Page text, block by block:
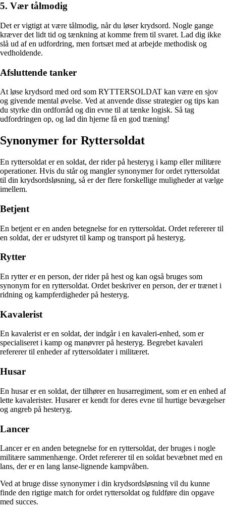
5. Vær tålmodig
Det er vigtigt at være tålmodig, når du løser krydsord. Nogle gange
kræver det lidt tid og tænkning at komme frem til svaret. Lad dig ikke
slå ud af en udfordring, men fortsæt med at arbejde methodisk og
vedholdende.
Afsluttende tanker
At løse krydsord med ord som RYTTERSOLDAT kan være en sjov
og givende mental øvelse. Ved at anvende disse strategier og tips kan
du styrke din ordforråd og din evne til at tænke logisk. Så tag
udfordringen op, og lad din hjerne få en god træning!
Synonymer for Ryttersoldat
En ryttersoldat er en soldat, der rider på hesteryg i kamp eller militære
operationer. Hvis du står og mangler synonymer for ordet ryttersoldat
til din krydsordsløsning, så er der flere forskellige muligheder at vælge
imellem.
Betjent
En betjent er en anden betegnelse for en ryttersoldat. Ordet refererer til
en soldat, der er udstyret til kamp og transport på hesteryg.
Rytter
En rytter er en person, der rider på hest og kan også bruges som
synonym for en ryttersoldat. Ordet beskriver en person, der er trænet i
ridning og kampferdigheder på hesteryg.
Kavalerist
En kavalerist er en soldat, der indgår i en kavaleri-enhed, som er
specialiseret i kamp og manøvrer på hesteryg. Begrebet kavaleri
refererer til enheder af ryttersoldater i militæret.
Husar
En husar er en soldat, der tilhører en husarregiment, som er en enhed af
lette kavalerister. Husarer er kendt for deres evne til hurtige bevægelser
og angreb på hesteryg.
Lancer
Lancer er en anden betegnelse for en ryttersoldat, der bruges i nogle
militære sammenhænge. Ordet refererer til en soldat bevæbnet med en
lans, der er en lang lanse-lignende kampvåben.
Ved at bruge disse synonymer i din krydsordsløsning vil du kunne
finde den rigtige match for ordet ryttersoldat og fuldføre din opgave
med succes.